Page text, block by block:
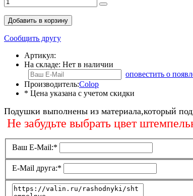
Добавить в корзину
Сообщить другу
Артикул:
На складе: Нет в наличии
оповестить о
Производитель:Colop
* Цена указана с учетом скидки
Подушки выполнены из материала,который
Не забудьте выбрать цвет
Ваш E-Mail:*
E-Mail друга:*